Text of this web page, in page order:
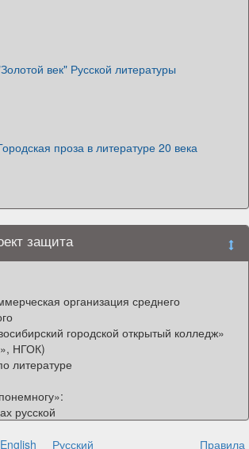
век" Русской литературы
проза в литературе 20 века
защита
организация среднего
городской открытый колледж»
НГОК)
литературе
русской
1 курса
English Русский Правила